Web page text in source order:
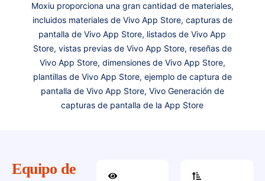
estrictamente
los
estándares
de revisión
de cada
mercado de
aplicaciones
y genere
tiendas de
masivos y
tecnología
flexible,
podemos
generar
capturas de
pantalla de
aplicaciones
de
marcos
de
teléfonos
móviles e
imágenes
de fondo
de moda
imágenes
Moxiu proporciona una gran cantidad de materiales,
incluidos materiales de Vivo App Store, capturas de
pantalla de Vivo App Store, listados de Vivo App
Store, vistas previas de Vivo App Store, reseñas de
Vivo App Store, dimensiones de Vivo App Store,
plantillas de Vivo App Store, ejemplo de captura de
pantalla de Vivo App Store, Vivo Generación de
capturas de pantalla de la App Store
Equipo de